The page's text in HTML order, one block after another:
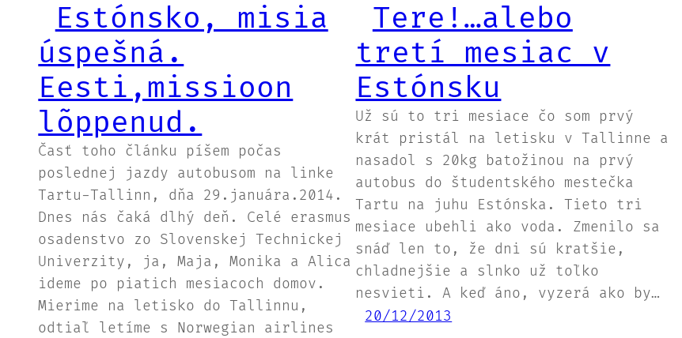
Estónsko, misia
úspešná.
Eesti,missioon
lõppenud.
Časť toho článku píšem počas
poslednej jazdy autobusom na linke
Tartu-Tallinn, dňa 29.januára.2014.
Dnes nás čaká dlhý deň. Celé erasmus
osadenstvo zo Slovenskej Technickej
Univerzity, ja, Maja, Monika a Alica
ideme po piatich mesiacoch domov.
Mierime na letisko do Tallinnu,
odtiaľ letíme s Norwegian airlines
Tere!…alebo
tretí mesiac v
Estónsku
Už sú to tri mesiace čo som prvý
krát pristál na letisku v Tallinne a
nasadol s 20kg batožinou na prvý
autobus do študentského mestečka
Tartu na juhu Estónska. Tieto tri
mesiace ubehli ako voda. Zmenilo sa
snáď len to, že dni sú kratšie,
chladnejšie a slnko už toľko
nesvieti. A keď áno, vyzerá ako by…
20/12/2013